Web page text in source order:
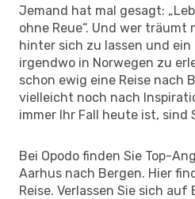
Jemand hat mal gesagt:
ohne Reue“. Und wer
hinter sich zu lassen und
irgendwo in Norwegen zu
schon ewig eine Reise nach
vielleicht noch nach
immer Ihr Fall heute ist, sind
Bei Opodo finden Sie Top-
Aarhus nach Bergen. Hier
Reise. Verlassen Sie sich auf